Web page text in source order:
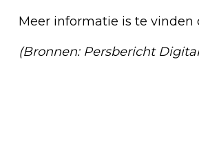
Meer informatie is te vinden
(Bronnen: Persbericht